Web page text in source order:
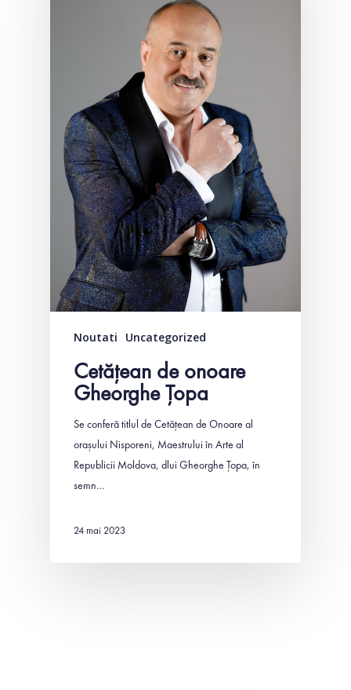
Noutati Uncategorized
Cetățean de onoare
Gheorghe Țopa
Se conferă titlul de Cetăţean de Onoare al
oraşului Nisporeni, Maestrului în Arte al
Republicii Moldova, dlui Gheorghe Țopa, în
semn…
24 mai 2023